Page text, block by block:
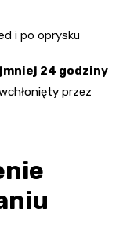
i po oprysku
24 godziny
przez